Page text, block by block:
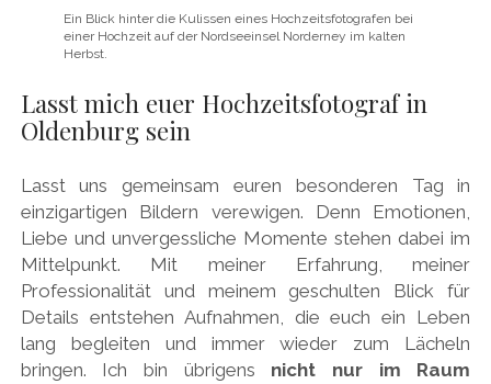
Ein Blick hinter die Kulissen eines Hochzeitsfotografen bei
einer Hochzeit auf der Nordseeinsel Norderney im kalten
Herbst.
Lasst mich euer Hochzeitsfotograf in
Oldenburg sein
Lasst uns gemeinsam euren besonderen Tag in
einzigartigen Bildern verewigen. Denn Emotionen,
Liebe und unvergessliche Momente stehen dabei im
Mittelpunkt. Mit meiner Erfahrung, meiner
Professionalität und meinem geschulten Blick für
Details entstehen Aufnahmen, die euch ein Leben
lang begleiten und immer wieder zum Lächeln
bringen. Ich bin übrigens nicht nur im Raum